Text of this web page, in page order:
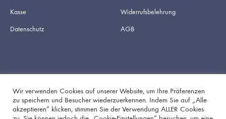
Kasse
Datenschutz
Widerrufsbelehrung
AGB
FacebookInstagram
Wir verwenden Cookies auf unserer Website, um Ihre Präferenzen
zu speichern und Besucher wiederzuerkennen. Indem Sie auf „Alle
akzeptieren“ klicken, stimmen Sie der Verwendung ALLER Cookies